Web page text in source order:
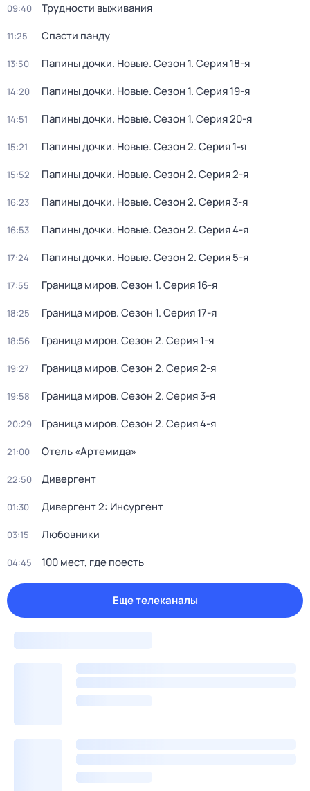
09:40 Трудности выживания
11:25 Спасти панду
13:50 Папины дочки. Новые. Сезон 1. Серия 18-я
14:20 Папины дочки. Новые. Сезон 1. Серия 19-я
14:51 Папины дочки. Новые. Сезон 1. Серия 20-я
15:21 Папины дочки. Новые. Сезон 2. Серия 1-я
15:52 Папины дочки. Новые. Сезон 2. Серия 2-я
16:23 Папины дочки. Новые. Сезон 2. Серия 3-я
16:53 Папины дочки. Новые. Сезон 2. Серия 4-я
17:24 Папины дочки. Новые. Сезон 2. Серия 5-я
17:55 Граница миров. Сезон 1. Серия 16-я
18:25 Граница миров. Сезон 1. Серия 17-я
18:56 Граница миров. Сезон 2. Серия 1-я
19:27 Граница миров. Сезон 2. Серия 2-я
19:58 Граница миров. Сезон 2. Серия 3-я
20:29 Граница миров. Сезон 2. Серия 4-я
21:00 Отель «Артемида»
22:50 Дивергент
01:30 Дивергент 2: Инсургент
03:15 Любовники
04:45 100 мест, гдe поеcть
Еще телеканалы